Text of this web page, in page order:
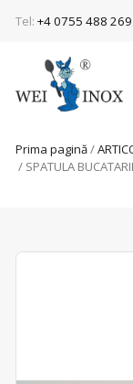
Tel: +4 0755 488 269
Prima pagină/
/ SPATULA